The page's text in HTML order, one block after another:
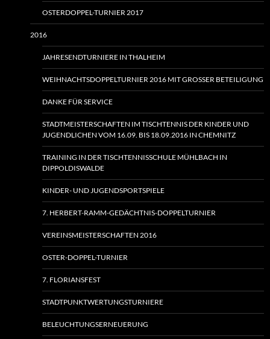
OSTERDOPPEL-TURNIER 2017
2016
JAHRESENDTURNIERE IN THALHEIM
WEIHNACHTSDOPPELTURNIER 2016 MIT GROSSER BETEILIGUNG
DANKE FÜR SERVICE
STADTMEISTERSCHAFTEN IM TISCHTENNIS DER KINDER UND
JUGENDLICHEN VOM 16.09. BIS 18.09.2016 IN CHEMNITZ
TRAINING IN DER TISCHTENNISSCHULE MÜHLBACH IN
DIPPOLDISWALDE
KINDER- UND JUGENDSPORTSPIELE
7. HERBERT-RAMM-GEDÄCHTNIS-DOPPELTURNIER
VEREINSMEISTERSCHAFTEN 2016
OSTER-DOPPEL-TURNIER
7. FLORIANSFEST
STADTPUNKTWERTUNGSTURNIERE
BELEUCHTUNGSERNEUERUNG